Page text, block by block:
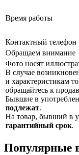
Время работы
Контактный телефон
Обращаем внимание
Фото носят
В случае
и характеристикам
обращайтесь к
Бывшие в
подлежат.
На товар, бывший в
гарантийный срок.
Популярные